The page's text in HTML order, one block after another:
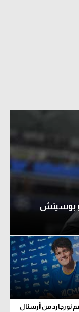
بوسيتش
نورجارد من أرسنال